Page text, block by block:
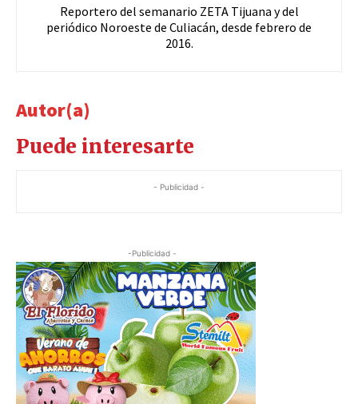
Reportero del semanario ZETA Tijuana y del
periódico Noroeste de Culiacán, desde febrero de
2016.
Autor(a)
Puede interesarte
- Publicidad -
-Publicidad -